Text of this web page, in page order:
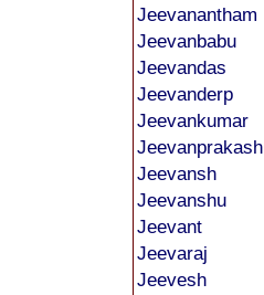
Jeevanantham
Jeevanbabu
Jeevandas
Jeevanderp
Jeevankumar
Jeevanprakash
Jeevansh
Jeevanshu
Jeevant
Jeevaraj
Jeevesh